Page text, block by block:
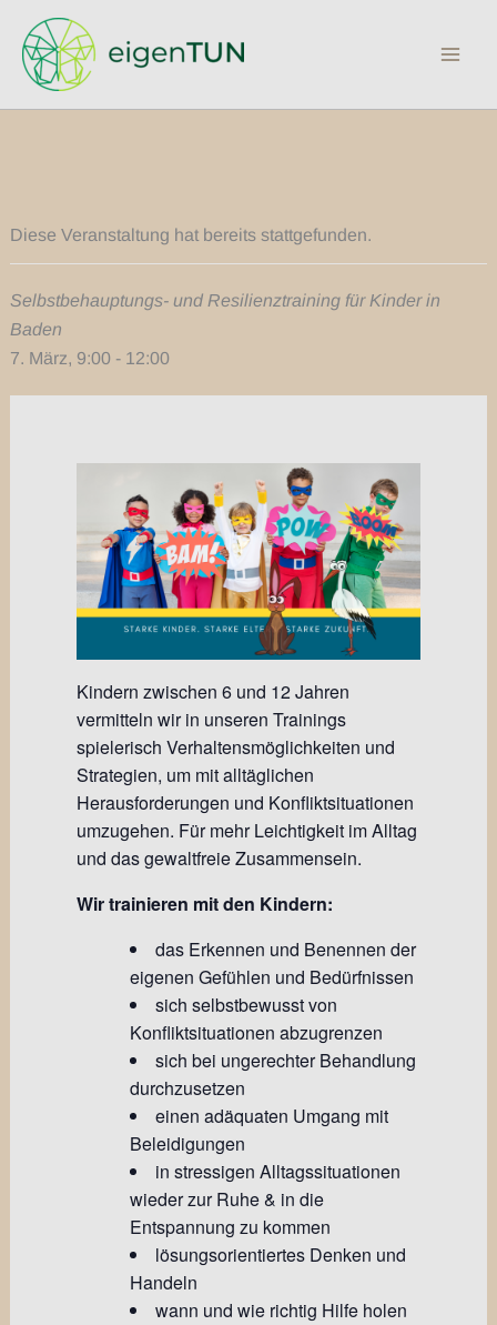
Inhalt
springen
Diese Veranstaltung hat bereits stattgefunden.
Selbstbehauptungs- und Resilienztraining für Kinder in
Baden
7. März, 9:00- 12:00
Kindern zwischen 6 und 12 Jahren
vermitteln wir in unseren Trainings
spielerisch Verhaltensmöglichkeiten und
Strategien, um mit alltäglichen
Herausforderungen und Konfliktsituationen
umzugehen. Für mehr Leichtigkeit im Alltag
und das gewaltfreie Zusammensein.
Wir trainieren mit den Kindern:
das Erkennen und Benennen der
eigenen Gefühlen und Bedürfnissen
sich selbstbewusst von
Konfliktsituationen abzugrenzen
sich bei ungerechter Behandlung
durchzusetzen
einen adäquaten Umgang mit
Beleidigungen
in stressigen Alltagssituationen
wieder zur Ruhe & in die
Entspannung zu kommen
lösungsorientiertes Denken und
Handeln
wann und wie richtig Hilfe holen